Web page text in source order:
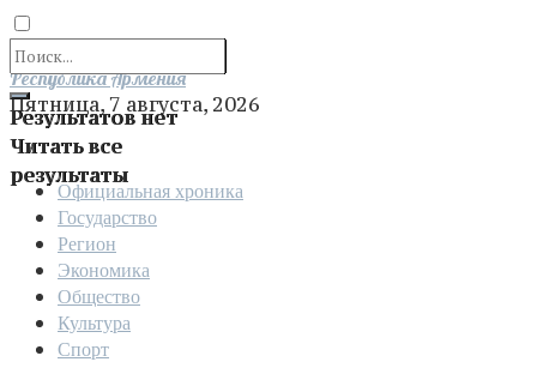
Результатов нет
Читать все
результаты
Отправить
Республика Армения
Пятница, 7 августа, 2026
Официальная хроника
Государство
Регион
Экономика
Общество
Культура
Спорт